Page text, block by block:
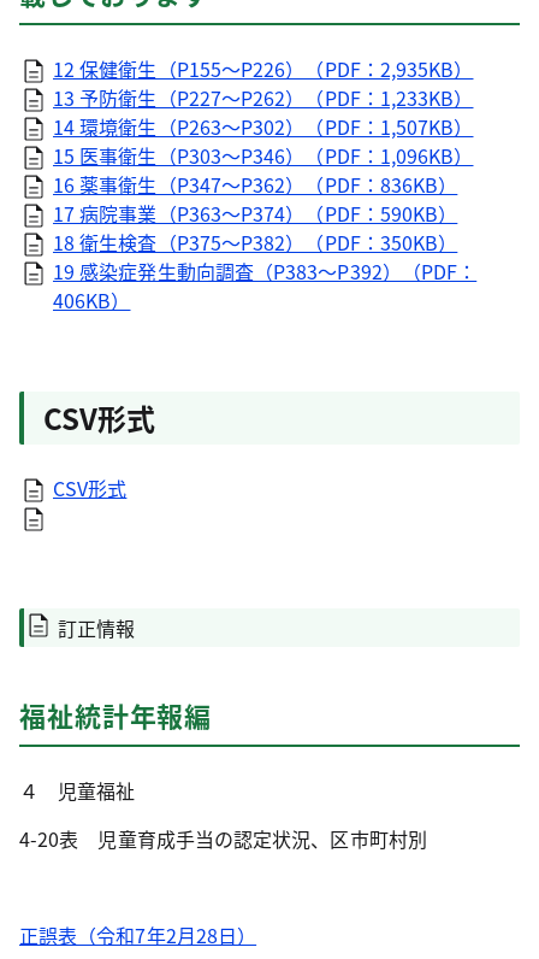
12 保健衛生（P155～P226）（PDF：2,935KB）
13 予防衛生（P227～P262）（PDF：1,233KB）
14 環境衛生（P263～P302）（PDF：1,507KB）
15 医事衛生（P303～P346）（PDF：1,096KB）
16 薬事衛生（P347～P362）（PDF：836KB）
17 病院事業（P363～P374）（PDF：590KB）
18 衛生検査（P375～P382）（PDF：350KB）
19 感染症発生動向調査（P383～P392）（PDF：
406KB）
CSV形式
CSV形式
訂正情報
福祉統計年報編
４ 児童福祉
4-20表 児童育成手当の認定状況、区市町村別
正誤表（令和7年2月28日）